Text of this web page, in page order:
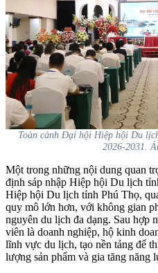
Toàn cảnh Đại hội Hiệp hội Du
2026-2031.
Một trong những nội dung quan
định sáp nhập Hiệp hội Du lịch
Hiệp hội Du lịch tỉnh Phú Thọ,
quy mô lớn hơn, với không gian
nguyên du lịch đa dạng. Sau hợp
viên là doanh nghiệp, hộ kinh
lĩnh vực du lịch, tạo nền tảng để
lượng sản phẩm và gia tăng năng